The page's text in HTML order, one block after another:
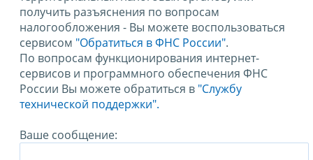
получить разъяснения по вопросам
налогообложения - Вы можете воспользоваться
сервисом "Обратиться в ФНС России".
По вопросам функционирования интернет-
сервисов и программного обеспечения ФНС
России Вы можете обратиться в "Службу
технической поддержки".
Ваше сообщение: